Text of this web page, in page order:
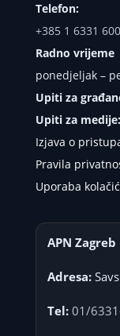
Telefon:
+385 1 6331 600
Radno vrijeme
ponedjeljak –
Upiti za
Upiti za medije:
Izjava o
Pravila
Uporaba
APN Zagreb
Adresa:
Tel: 01/